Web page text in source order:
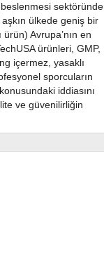
beslenmesi sektöründe
ülkede geniş bir
Avrupa’nın en
ürünleri, GMP,
içermez, yasaklı
sporcuların
iddiasını
ve güvenilirliğin